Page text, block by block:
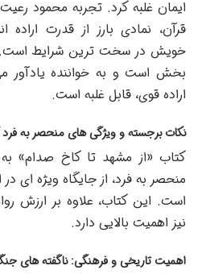
ایمان غلبه کرد. تجربه محمود
قرآن، نمادی بارز از قدرت
خویش در سخت ترین شرایط است.
بخش است و به خواننده یادآور
اراده قوی، قابل غلبه است.
نکات برجسته و ویژگی های منحصر به فرد
کتاب «از مشهد تا کاخ صدام»
منحصر به فرد، از جایگاه ویژه ای در
است. این کتاب، علاوه بر ارزش
نیز اهمیت بالایی دارد.
اهمیت تاریخی و فرهنگی: ناگفته های